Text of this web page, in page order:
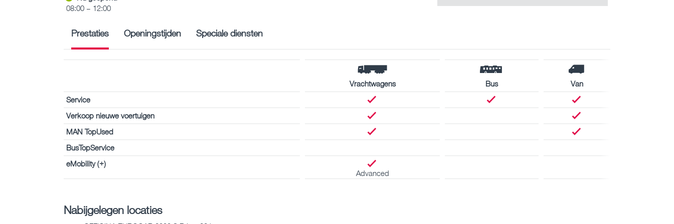
08:00 – 12:00
Prestaties Openingstijden Speciale diensten
Vrachtwagens Bus
Van
Service
Verkoop nieuwe voertuigen
MAN TopUsed
BusTopService
eMobility (+)
Advanced
Nabijgelegen locaties